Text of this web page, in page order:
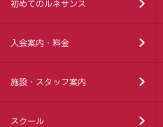
初めてのルネサンス
入会案内・料金
施設・スタッフ案内
スクール